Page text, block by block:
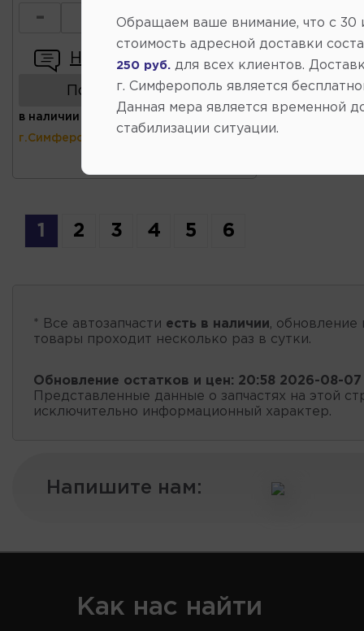
- +
Написать отзыв
Показать аналоги
в наличии (ул.Коммунальная 43,
г.Симферополь)
1 2 3 4 5 6
* Все автозапчасти есть в наличии, обновление
товары проходит несколько раз в сутки.
Обновление остатков и цен: 20:58 2026-08-07
Представленные данные о запчастях на этой
исключительно информационный характер.
Напишите нам:
Как нас найти
Обращаем ваше внимание, что c 30
стоимость адресной доставки
250 руб. для всех клиентов.
г. Симферополь является
Данная мера является временной
стабилизации ситуации.